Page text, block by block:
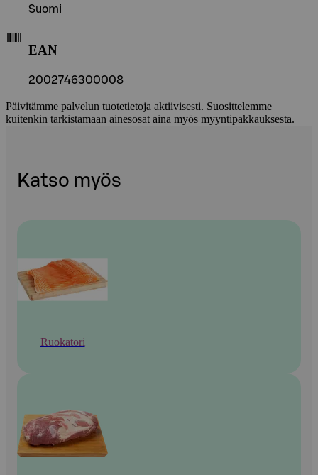
Suomi
EAN
2002746300008
Päivitämme palvelun tuotetietoja aktiivisesti. Suosittelemme
kuitenkin tarkistamaan ainesosat aina myös myyntipakkauksesta.
Katso myös
Ruokatori